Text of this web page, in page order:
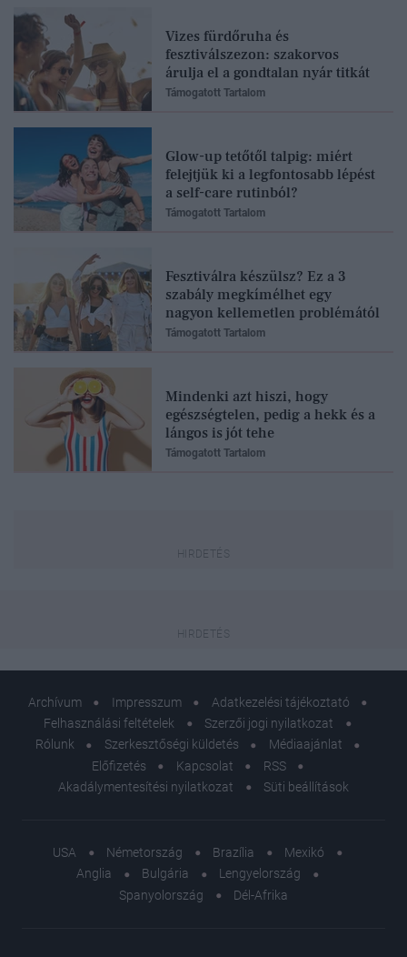
Vizes fürdőruha és
fesztiválszezon: szakorvos
árulja el a gondtalan nyár titkát
Támogatott Tartalom
Glow-up tetőtől talpig: miért
felejtjük ki a legfontosabb lépést
a self-care rutinból?
Támogatott Tartalom
Fesztiválra készülsz? Ez a 3
szabály megkímélhet egy
nagyon kellemetlen problémától
Támogatott Tartalom
Mindenki azt hiszi, hogy
egészségtelen, pedig a hekk és a
lángos is jót tehe
Támogatott Tartalom
Archívum Impresszum
Adatkezelési tájékoztató
Felhasználási feltételek
Szerzői jogi nyilatkozat
Rólunk
Szerkesztőségi küldetés
Médiaajánlat
Előfizetés
Kapcsolat
RSS
Akadálymentesítési nyilatkozat
Süti beállítások
USA Németország Brazília
Mexikó
Anglia
Bulgária
Lengyelország
Spanyolország
Dél-Afrika